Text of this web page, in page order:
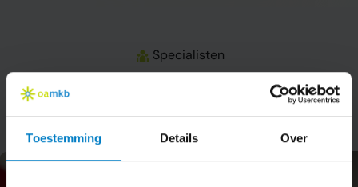
Toestemming Details Over
Specialisten
Onze administrateurs